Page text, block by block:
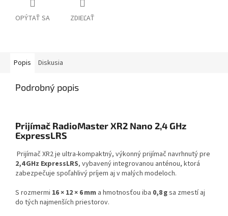
OPÝTAŤ SA ZDIEĽAŤ
Popis Diskusia
Podrobný popis
Prijímač RadioMaster XR2 Nano 2,4 GHz
ExpressLRS
Prijímač XR2 je ultra-kompaktný, výkonný prijímač navrhnutý pre
2,4 GHz ExpressLRS, vybavený integrovanou anténou, ktorá
zabezpečuje spoľahlivý príjem aj v malých modeloch.
S rozmermi 16 × 12 × 6 mm a hmotnosťou iba 0,8 gsa zmestí aj
do tých najmenších priestorov.